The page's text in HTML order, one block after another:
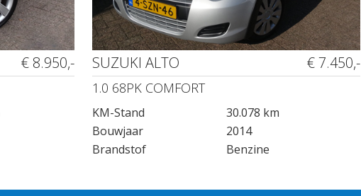
€ 8.950,- SUZUKI ALTO € 7.450,-
1.0 68PK COMFORT
KM-Stand
30.078 km
Bouwjaar
2014
Brandstof
Benzine